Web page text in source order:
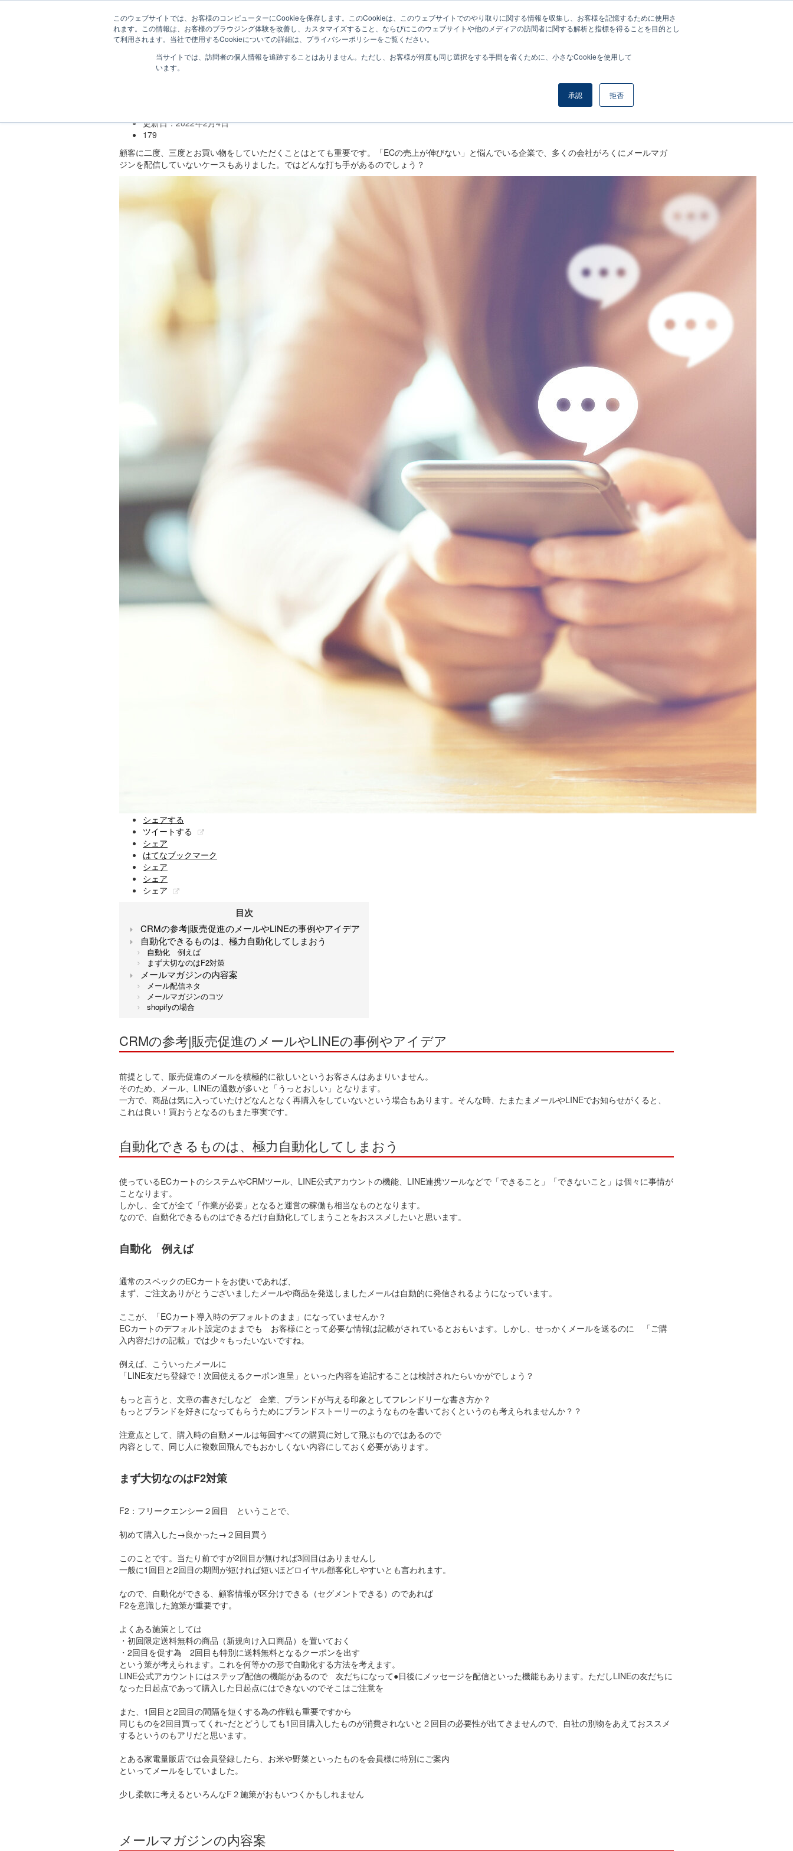
このウェブサイトでは、お客様のコンピューターにCookieを保存します。このCookieは、このウェブサイトでのやり取りに関する情報を収集し、お客様を記憶するために使用さ
れます。この情報は、お客様のブラウジング体験を改善し、カスタマイズすること、ならびにこのウェブサイトや他のメディアの訪問者に関する解析と指標を得ることを目的とし
て利用されます。当社で使用するCookieについての詳細は、プライバシーポリシーをご覧ください。
当サイトでは、訪問者の個人情報を追跡することはありません。ただし、お客様が何度も同じ選択をする手間を省くために、小さなCookieを使用して
います。
承認 拒否
マイページ
a
n
e
ジ
マ
更新日：2022年2月4日
179
顧客に二度、三度とお買い物をしていただくことはとても重要です。「ECの売上が伸びない」と悩んでいる企業で、多くの会社がろくにメールマガ
ジンを配信していないケースもありました。ではどんな打ち手があるのでしょう？
シェアする
ツイートする
シェア
はてなブックマーク
シェア
シェア
シェア
目次
CRMの参考|販売促進のメールやLINEの事例やアイデア
自動化できるものは、極力自動化してしまおう
自動化 例えば
まず大切なのはF2対策
メールマガジンの内容案
メール配信ネタ
メールマガジンのコツ
shopifyの場合
CRMの参考|販売促進のメールやLINEの事例やアイデア
前提として、販売促進のメールを積極的に欲しいというお客さんはあまりいません。
そのため、メール、LINEの通数が多いと「うっとおしい」となります。
一方で、商品は気に入っていたけどなんとなく再購入をしていないという場合もあります。そんな時、たまたまメールやLINEでお知らせがくると、
これは良い！買おうとなるのもまた事実です。
自動化できるものは、極力自動化してしまおう
使っているECカートのシステムやCRMツール、LINE公式アカウントの機能、LINE連携ツールなどで「できること」「できないこと」は個々に事情が
ことなります。
しかし、全てが全て「作業が必要」となると運営の稼働も相当なものとなります。
なので、自動化できるものはできるだけ自動化してしまうことをおススメしたいと思います。
自動化 例えば
通常のスペックのECカートをお使いであれば、
まず、ご注文ありがとうございましたメールや商品を発送しましたメールは自動的に発信されるようになっています。
ここが、「ECカート導入時のデフォルトのまま」になっていませんか？
ECカートのデフォルト設定のままでも お客様にとって必要な情報は記載がされているとおもいます。しかし、せっかくメールを送るのに 「ご購
入内容だけの記載」では少々もったいないですね。
例えば、こういったメールに
「LINE友だち登録で！次回使えるクーポン進呈」といった内容を追記することは検討されたらいかがでしょう？
もっと言うと、文章の書きだしなど 企業、ブランドが与える印象としてフレンドリーな書き方か？
もっとブランドを好きになってもらうためにブランドストーリーのようなものを書いておくというのも考えられませんか？？
注意点として、購入時の自動メールは毎回すべての購買に対して飛ぶものではあるので
内容として、同じ人に複数回飛んでもおかしくない内容にしておく必要があります。
まず大切なのはF2対策
F2：フリークエンシー２回目 ということで、
初めて購入した→良かった→２回目買う
このことです。当たり前ですが2回目が無ければ3回目はありませんし
一般に1回目と2回目の期間が短ければ短いほどロイヤル顧客化しやすいとも言われます。
なので、自動化ができる、顧客情報が区分けできる（セグメントできる）のであれば
F2を意識した施策が重要です。
よくある施策としては
・初回限定送料無料の商品（新規向け入口商品）を置いておく
・2回目を促す為 2回目も特別に送料無料となるクーポンを出す
という策が考えられます。これを何等かの形で自動化する方法を考えます。
LINE公式アカウントにはステップ配信の機能があるので 友だちになって●日後にメッセージを配信といった機能もあります。ただしLINEの友だちに
なった日起点であって購入した日起点にはできないのでそこはご注意を
また、1回目と2回目の間隔を短くする為の作戦も重要ですから
同じものを2回目買ってくれ~だとどうしても1回目購入したものが消費されないと２回目の必要性が出てきませんので、自社の別物をあえておススメ
するというのもアリだと思います。
とある家電量販店では会員登録したら、お米や野菜といったものを会員様に特別にご案内
といってメールをしていました。
少し柔軟に考えるといろんなF２施策がおもいつくかもしれません
メールマガジンの内容案